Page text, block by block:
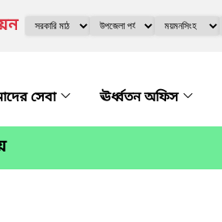
সেবা ঊর্ধ্বতন অফিস